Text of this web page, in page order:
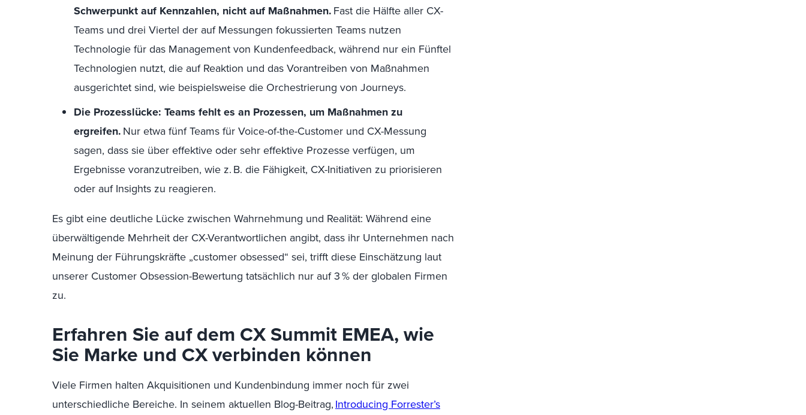
Schwerpunkt auf Kennzahlen, nicht auf Maßnahmen. Fast die Hälfte aller CX-
Teams und drei Viertel der auf Messungen fokussierten Teams nutzen
Technologie für das Management von Kundenfeedback, während nur ein Fünftel
Technologien nutzt, die auf Reaktion und das Vorantreiben von Maßnahmen
ausgerichtet sind, wie beispielsweise die Orchestrierung von Journeys.
Die Prozesslücke: Teams fehlt es an Prozessen, um Maßnahmen zu
ergreifen. Nur etwa fünf Teams für Voice-of-the-Customer und CX-Messung
sagen, dass sie über effektive oder sehr effektive Prozesse verfügen, um
Ergebnisse voranzutreiben, wie z. B. die Fähigkeit, CX-Initiativen zu priorisieren
oder auf Insights zu reagieren.
Es gibt eine deutliche Lücke zwischen Wahrnehmung und Realität: Während eine
überwältigende Mehrheit der CX-Verantwortlichen angibt, dass ihr Unternehmen nach
Meinung der Führungskräfte „customer obsessed“ sei, trifft diese Einschätzung laut
unserer Customer Obsession-Bewertung tatsächlich nur auf 3 % der globalen Firmen
zu.
Erfahren Sie auf dem CX Summit EMEA, wie
Sie Marke und CX verbinden können
Viele Firmen halten Akquisitionen und Kundenbindung immer noch für zwei
unterschiedliche Bereiche. In seinem aktuellen Blog-Beitrag, Introducing Forrester’s